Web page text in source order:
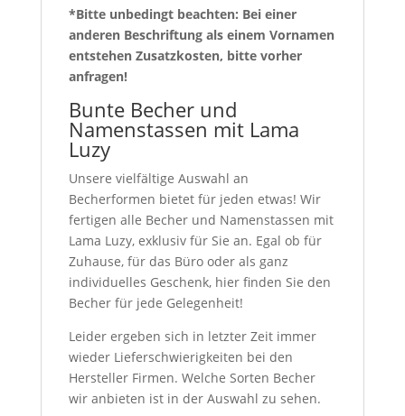
*Bitte unbedingt beachten: Bei einer
anderen Beschriftung als einem Vornamen
entstehen Zusatzkosten, bitte vorher
anfragen!
Bunte Becher und
Namenstassen mit Lama
Luzy
Unsere vielfältige Auswahl an
Becherformen bietet für jeden etwas! Wir
fertigen alle Becher und Namenstassen mit
Lama Luzy, exklusiv für Sie an. Egal ob für
Zuhause, für das Büro oder als ganz
individuelles Geschenk, hier finden Sie den
Becher für jede Gelegenheit!
Leider ergeben sich in letzter Zeit immer
wieder Lieferschwierigkeiten bei den
Hersteller Firmen. Welche Sorten Becher
wir anbieten ist in der Auswahl zu sehen.